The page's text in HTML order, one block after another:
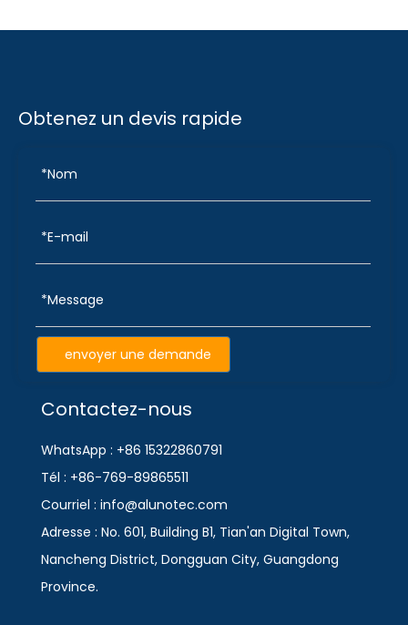
Obtenez un devis rapide
envoyer une demande
Contactez-nous
WhatsApp : +86 15322860791
Tél : +86-769-89865511
Courriel : info@alunotec.com
Adresse : No. 601, Building B1, Tian'an Digital Town,
Nancheng District, Dongguan City, Guangdong
Province.